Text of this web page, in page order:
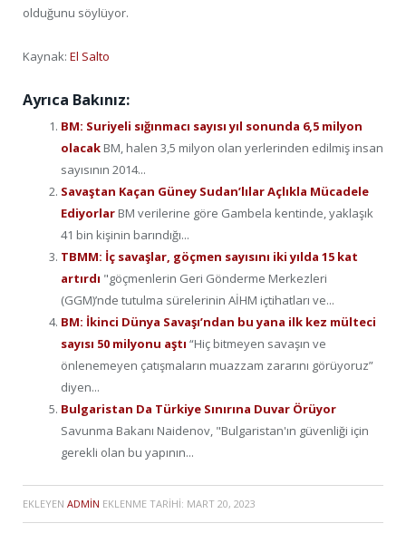
olduğunu söylüyor.
Kaynak: El Salto
Ayrıca Bakınız:
BM: Suriyeli sığınmacı sayısı yıl sonunda 6,5 milyon
olacak BM, halen 3,5 milyon olan yerlerinden edilmiş insan
sayısının 2014...
Savaştan Kaçan Güney Sudan’lılar Açlıkla Mücadele
Ediyorlar BM verilerine göre Gambela kentinde, yaklaşık
41 bin kişinin barındığı...
TBMM: İç savaşlar, göçmen sayısını iki yılda 15 kat
artırdı "göçmenlerin Geri Gönderme Merkezleri
(GGM)’nde tutulma sürelerinin AİHM içtihatları ve...
BM: İkinci Dünya Savaşı’ndan bu yana ilk kez mülteci
sayısı 50 milyonu aştı “Hiç bitmeyen savaşın ve
önlenemeyen çatışmaların muazzam zararını görüyoruz”
diyen...
Bulgaristan Da Türkiye Sınırına Duvar Örüyor
Savunma Bakanı Naidenov, "Bulgaristan'ın güvenliği için
gerekli olan bu yapının...
EKLEYEN ADMIN EKLENME TARIHI: MART 20, 2023